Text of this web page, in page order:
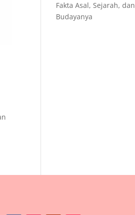
Fakta Asal, Sejarah, dan
Budayanya